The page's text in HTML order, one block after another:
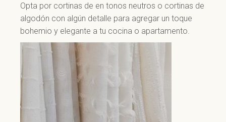
Opta por cortinas de en tonos neutros o cortinas de
algodón con algún detalle para agregar un toque
bohemio y elegante a tu cocina o apartamento.